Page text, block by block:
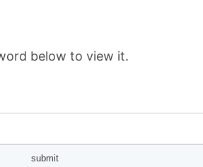
below to view it.